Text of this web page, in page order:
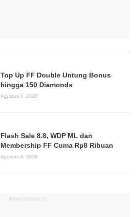
Top Up FF Double Untung Bonus
hingga 150 Diamonds
Agustus 4, 2026
Flash Sale 8.8, WDP ML dan
Membership FF Cuma Rp8 Ribuan
Agustus 4, 2026
Advertisements